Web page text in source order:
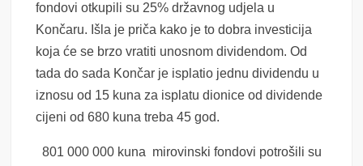
fondovi otkupili su 25% državnog udjela u
Končaru. Išla je priča kako je to dobra investicija
koja će se brzo vratiti unosnom dividendom. Od
tada do sada Končar je isplatio jednu dividendu u
iznosu od 15 kuna za isplatu dionice od dividende
cijeni od 680 kuna treba 45 god.
801 000 000 kuna mirovinski fondovi potrošili su